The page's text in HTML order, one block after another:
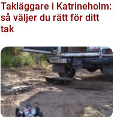
Takläggare i Katrineholm:
så väljer du rätt för ditt
tak